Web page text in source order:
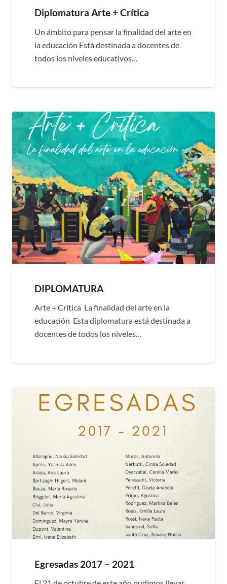
Diplomatura Arte + Crítica
Un ámbito para pensar la finalidad del arte en
la educación Está destinada a docentes de
todos los niveles educativos…
DIPLOMATURA
Arte + Crítica La finalidad del arte en la
educación Esta diplomatura está destinada a
docentes de todos los niveles…
Egresadas 2017 – 2021